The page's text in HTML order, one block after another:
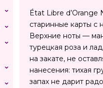
État Libre d’Orange
старинные карты с
Верхние ноты —
турецкая роза и
на закате, не
нанесения: тихая
запах не дарит